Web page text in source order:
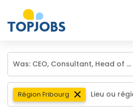
Région Fribourg